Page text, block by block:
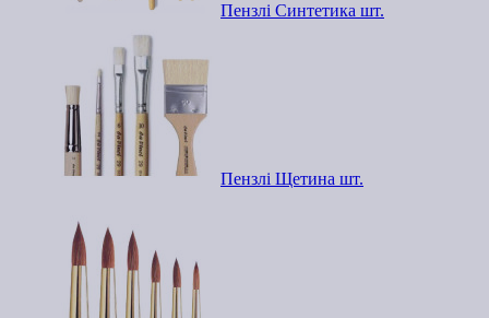
Пензлі Синтетика шт.
Пензлі Щетина шт.